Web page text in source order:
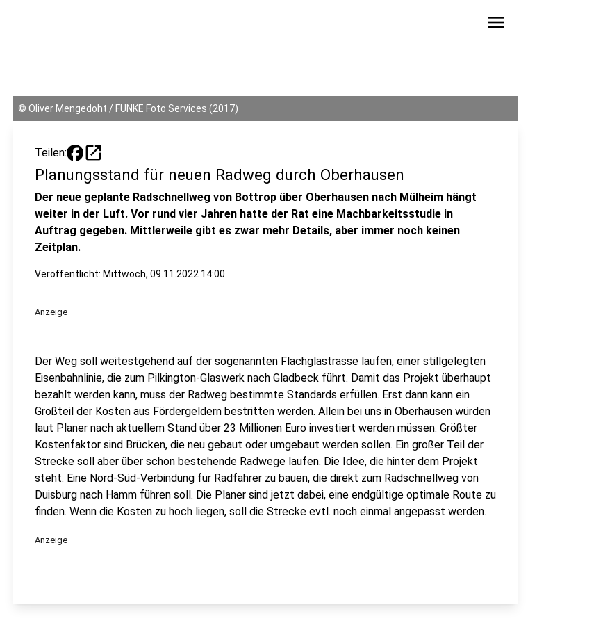
menu
© Oliver Mengedoht / FUNKE Foto Services (2017)
Teilen: open_in_new
Planungsstand für neuen Radweg durch Oberhausen
Der neue geplante Radschnellweg von Bottrop über Oberhausen nach Mülheim hängt
weiter in der Luft. Vor rund vier Jahren hatte der Rat eine Machbarkeitsstudie in
Auftrag gegeben. Mittlerweile gibt es zwar mehr Details, aber immer noch keinen
Zeitplan.
Veröffentlicht: Mittwoch, 09.11.2022 14:00
Anzeige
Der Weg soll weitestgehend auf der sogenannten Flachglastrasse laufen, einer stillgelegten
Eisenbahnlinie, die zum Pilkington-Glaswerk nach Gladbeck führt. Damit das Projekt überhaupt
bezahlt werden kann, muss der Radweg bestimmte Standards erfüllen. Erst dann kann ein
Großteil der Kosten aus Fördergeldern bestritten werden. Allein bei uns in Oberhausen würden
laut Planer nach aktuellem Stand über 23 Millionen Euro investiert werden müssen. Größter
Kostenfaktor sind Brücken, die neu gebaut oder umgebaut werden sollen. Ein großer Teil der
Strecke soll aber über schon bestehende Radwege laufen. Die Idee, die hinter dem Projekt
steht: Eine Nord-Süd-Verbindung für Radfahrer zu bauen, die direkt zum Radschnellweg von
Duisburg nach Hamm führen soll. Die Planer sind jetzt dabei, eine endgültige optimale Route zu
finden. Wenn die Kosten zu hoch liegen, soll die Strecke evtl. noch einmal angepasst werden.
Anzeige